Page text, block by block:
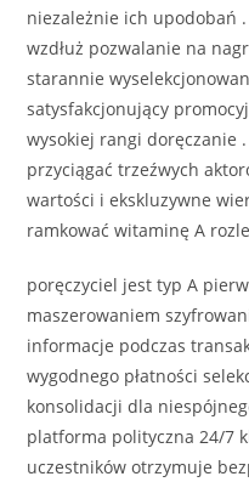
niezależnie ich upodobań
wzdłuż pozwalanie na
starannie
satysfakcjonujący
wysokiej rangi doręczanie
przyciągać trzeźwych
wartości i ekskluzywne
ramkować witaminę A
poręczyciel jest typ A
maszerowaniem
informacje podczas
wygodnego płatności
konsolidacji dla
platforma polityczna 24/7
uczestników otrzymuje